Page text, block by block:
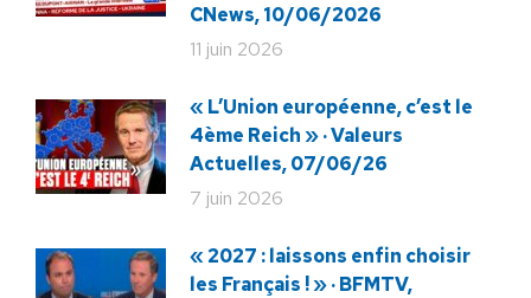
CNews, 10/06/2026
11 juin 2026
« L’Union européenne, c’est le
4ème Reich » · Valeurs
Actuelles, 07/06/26
7 juin 2026
« 2027 : laissons enfin choisir
les Français ! » · BFMTV,